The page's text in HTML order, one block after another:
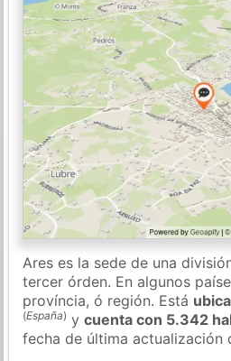
Ares es la sede de una
tercer órden. En algunos
província, ó región. Está
(España) ycuenta con 5.342
fecha de última actualización